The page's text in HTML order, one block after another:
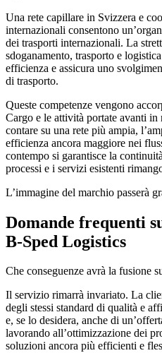
Una rete capillare in Svizzera e
internazionali consentono
dei trasporti internazionali. La
sdoganamento, trasporto e
efficienza e assicura uno
di trasporto.
Queste competenze vengono
Cargo e le attività portate avanti
contare su una rete più ampia,
efficienza ancora maggiore nei
contempo si garantisce la
processi e i servizi esistenti
L’immagine del marchio passerà
Domande frequenti
B-Sped Logistics
Che conseguenze avrà la fusione
Il servizio rimarrà invariato. La
degli stessi standard di qualità e
e, se lo desidera, anche di
lavorando all’ottimizzazione dei
soluzioni ancora più efficienti e